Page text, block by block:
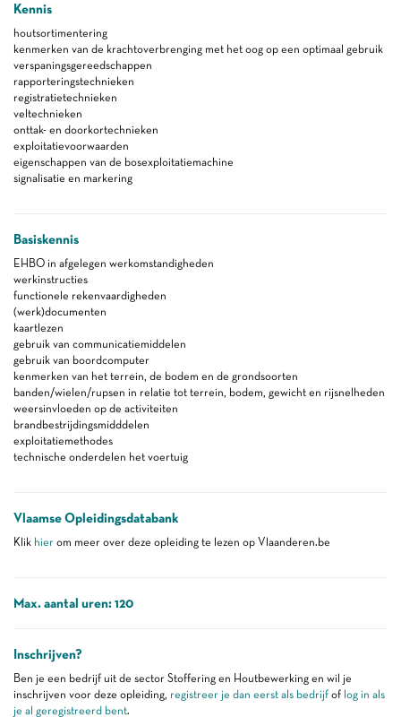
Kennis
houtsortimentering
kenmerken van de krachtoverbrenging met het oog op een optimaal gebruik
verspaningsgereedschappen
rapporteringstechnieken
registratietechnieken
veltechnieken
onttak- en doorkortechnieken
exploitatievoorwaarden
eigenschappen van de bosexploitatiemachine
signalisatie en markering
Basiskennis
EHBO in afgelegen werkomstandigheden
werkinstructies
functionele rekenvaardigheden
(werk)documenten
kaartlezen
gebruik van communicatiemiddelen
gebruik van boordcomputer
kenmerken van het terrein, de bodem en de grondsoorten
banden/wielen/rupsen in relatie tot terrein, bodem, gewicht en rijsnelheden
weersinvloeden op de activiteiten
brandbestrijdingsmidddelen
exploitatiemethodes
technische onderdelen het voertuig
Vlaamse Opleidingsdatabank
Klik hier om meer over deze opleiding te lezen op Vlaanderen.be
Max. aantal uren: 120
Inschrijven?
Ben je een bedrijf uit de sector Stoffering en Houtbewerking en wil je
inschrijven voor deze opleiding, registreer je dan eerst als bedrijf of log in als
je al geregistreerd bent.